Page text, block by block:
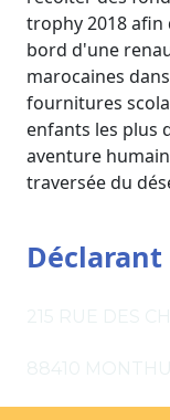
trophy 2018 afin
bord d'une
marocaines
fournitures
enfants les plus
aventure
traversée du
Déclarant